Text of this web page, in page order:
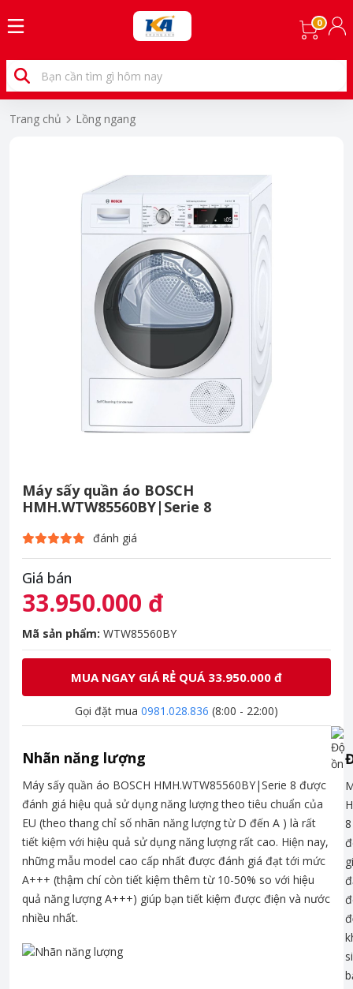
0
Trang chủ Lồng ngang
Máy sấy quần áo BOSCH
HMH.WTW85560BY|Serie 8
đánh giá
Giá bán
33.950.000 đ
Mã sản phẩm: WTW85560BY
MUA NGAY GIÁ RẺ QUÁ 33.950.000 đ
Gọi đặt mua 0981.028.836 (8:00 - 22:00)
Nhãn năng lượng
Máy sấy quần áo BOSCH HMH.WTW85560BY|Serie 8 được
đánh giá hiệu quả sử dụng năng lượng theo tiêu chuẩn của
EU (theo thang chỉ số nhãn năng lượng từ D đến A ) là rất
tiết kiệm với hiệu quả sử dụng năng lượng rất cao. Hiện nay,
những mẫu model cao cấp nhất được đánh giá đạt tới mức
A+++ (thậm chí còn tiết kiệm thêm từ 10-50% so với hiệu
quả năng lượng A+++) giúp bạn tiết kiệm được điện và nước
nhiều nhất.